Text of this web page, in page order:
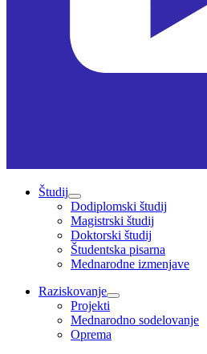
Študij
Dodiplomski študij
Magistrski študij
Doktorski študij
Študentska pisarna
Mednarodne izmenjave
Raziskovanje
Projekti
Mednarodno sodelovanje
Oprema